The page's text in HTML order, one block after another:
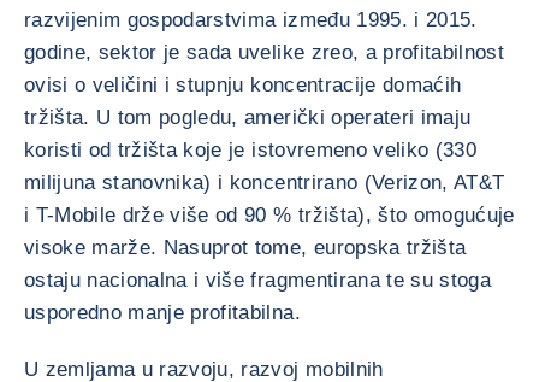
razvijenim gospodarstvima između 1995. i 2015.
godine, sektor je sada uvelike zreo, a profitabilnost
ovisi o veličini i stupnju koncentracije domaćih
tržišta. U tom pogledu, američki operateri imaju
koristi od tržišta koje je istovremeno veliko (330
milijuna stanovnika) i koncentrirano (Verizon, AT&T
i T-Mobile drže više od 90 % tržišta), što omogućuje
visoke marže. Nasuprot tome, europska tržišta
ostaju nacionalna i više fragmentirana te su stoga
usporedno manje profitabilna.
U zemljama u razvoju, razvoj mobilnih